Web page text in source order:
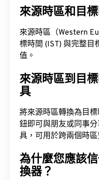
來源時區和目
來源時區（Western
標時間 (IST) 與完整目
值。
來源時區到目
具
將來源時區轉換為目
鈕即可與朋友或同事
具，可用於跨兩個時區
為什麼您應該
換器？